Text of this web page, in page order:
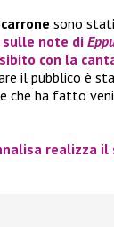
sono
note di
con la
il pubblico è
che ha fatto
realizza il